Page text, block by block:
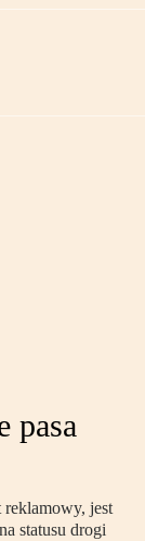
pasa
reklamowy, jest
statusu drogi